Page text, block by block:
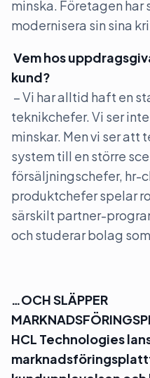
minska. Företagen
modernisera sin sina
Vem hos
kund?
– Vi har alltid haft en
teknikchefer. Vi ser
minskar. Men vi ser att
system till en större
försäljningschefer, hr-
produktchefer spelar
särskilt partner-
och studerar bolag
…OCH SLÄPPER
HCL Technologies